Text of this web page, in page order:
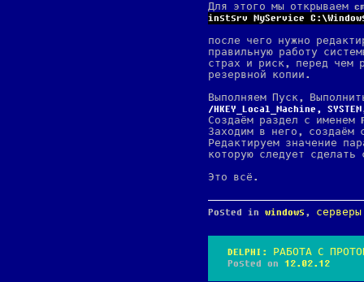
Для этого мы открываем
instsrv MyService
после чего нужно
правильную работу
страх и риск, перед чем
резервной копии.
Выполняем Пуск,
HKEY_Local_Machine,
Создаём раздел с именем
Заходим в него, создаём
Редактируем значение
которую следует
Это всё.
Posted in windows , серверы
DELPHI: РАБОТА С
Posted on 12.02.12